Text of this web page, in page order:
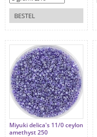
BESTEL
Miyuki delica's 11/0 ceylon
amethyst 250